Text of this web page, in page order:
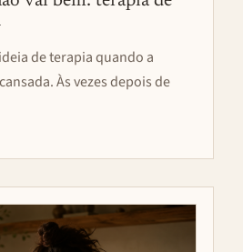
de terapia quando a
Às vezes depois de